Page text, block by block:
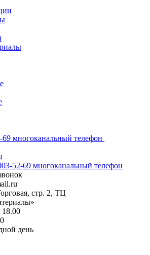
69 многоканальный телефон
52-69 многоканальный телефон
стр. 2, ТЦ
день